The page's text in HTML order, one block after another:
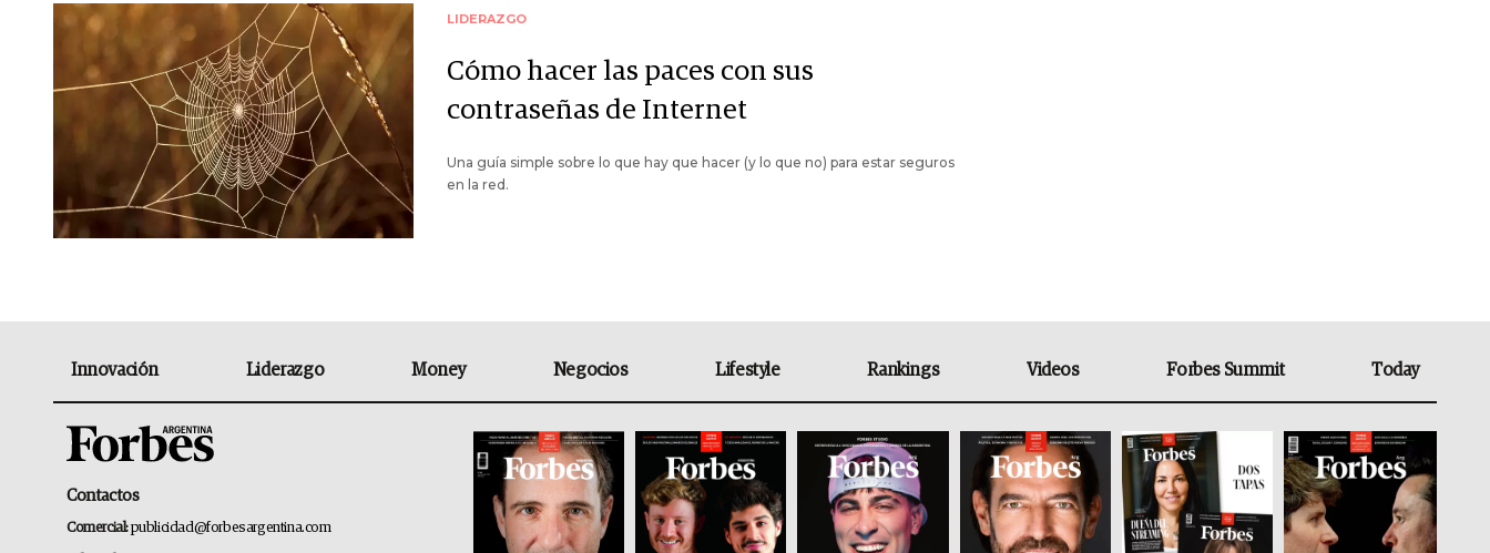
LIDERAZGO
Cómo hacer las paces con sus
contraseñas de Internet
Una guía simple sobre lo que hay que hacer (y lo que no) para estar seguros
en la red.
Innovación Liderazgo Money Negocios Lifestyle Rankings Videos Forbes Summit Today
Contactos
Comercial:publicidad@forbesargentina.com